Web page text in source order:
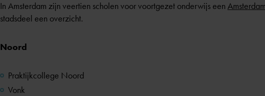
In Amsterdam zijn veertien scholen voor voortgezet onderwijs een
stadsdeel een overzicht.
Noord
Praktijkcollege Noord
Vonk